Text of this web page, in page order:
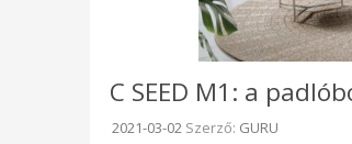
C SEED M1: a
Beküldve:
2021-03-02 Szerző: GURU